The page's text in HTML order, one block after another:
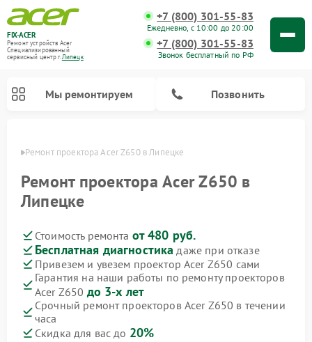
FIX-ACER
Ремонт устройств Acer
Специализированный
cервисный центр г.Липецк
+7 (800) 301-55-83
Ежедневно, с 10:00 до 20:00
+7 (800) 301-55-83
Звонок бесплатный по РФ
Мы ремонтируем Позвонить
Ремонт проектора Acer Z650 в Липецке
Ремонт проектора Acer Z650 в
Липецке
Стоимость ремонта от 480 руб.
Бесплатная диагностика даже при отказе
Привезем и увезем проектор Acer Z650 сами
Гарантия на наши работы по ремонту проекторов
Acer Z650 до 3-х лет
Срочный ремонт проекторов Acer Z650 в течении
часа
Скидка для вас до 20%